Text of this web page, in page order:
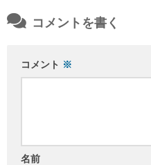
コメントを書く
コメント ※
名前